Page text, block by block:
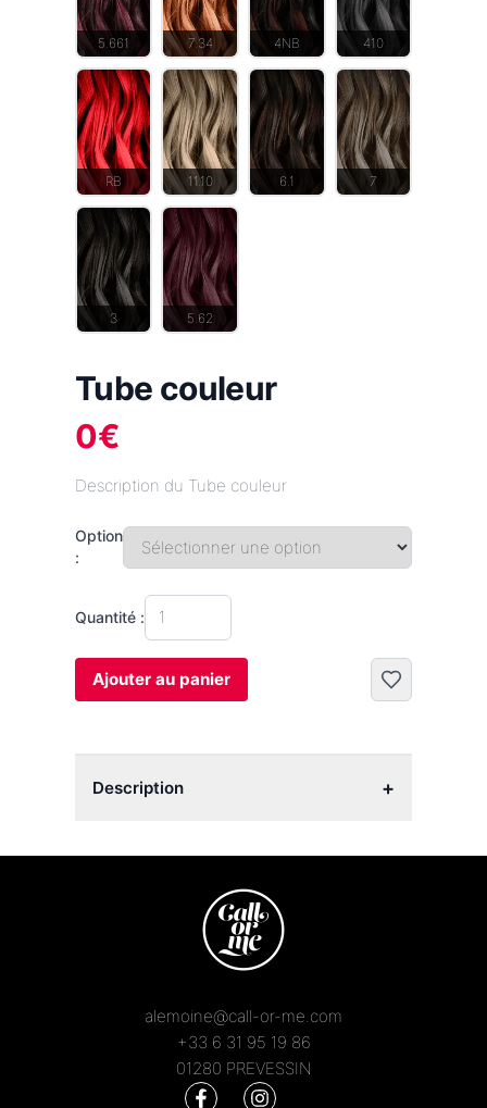
5.661 7.34 4NB 410
RB 11.10 6.1 7
3 5.62
Tube couleur
0€
Description du Tube couleur
Option
:
Quantité :
Ajouter au panier
Description +
alemoine@call-or-me.com
+33 6 31 95 19 86
01280 PREVESSIN